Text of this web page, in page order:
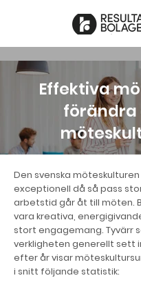
Effektiva
förändra
Den svenska
exceptionell då så pass
arbetstid går åt till möten.
vara kreativa,
stort engagemang. Tyvärr
verkligheten generellt sett
efter år visar
i snitt följande statistik: